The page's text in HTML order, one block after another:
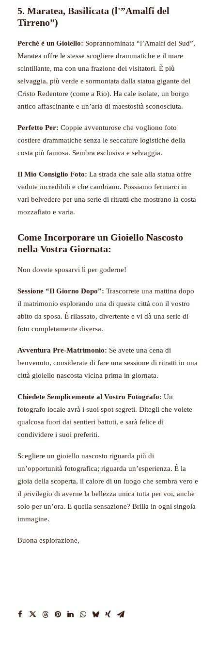
5. Maratea, Basilicata (l'”Amalfi del
Tirreno”)
Perché è un Gioiello: Soprannominata “l’Amalfi del Sud”,
Maratea offre le stesse scogliere drammatiche e il mare
scintillante, ma con una frazione dei visitatori. È più
selvaggia, più verde e sormontata dalla statua gigante del
Cristo Redentore (come a Rio). Ha cale isolate, un borgo
antico affascinante e un’aria di maestosità sconosciuta.
Perfetto Per: Coppie avventurose che vogliono foto
costiere drammatiche senza le seccature logistiche della
costa più famosa. Sembra esclusiva e selvaggia.
Il Mio Consiglio Foto: La strada che sale alla statua offre
vedute incredibili e che cambiano. Possiamo fermarci in
vari belvedere per una serie di ritratti che mostrano la costa
mozzafiato e varia.
Come Incorporare un Gioiello Nascosto
nella Vostra Giornata:
Non dovete sposarvi lì per goderne!
Sessione “Il Giorno Dopo”: Trascorrete una mattina dopo
il matrimonio esplorando una di queste città con il vostro
abito da sposa. È rilassato, divertente e vi dà una serie di
foto completamente diversa.
Avventura Pre-Matrimonio: Se avete una cena di
benvenuto, considerate di fare una sessione di ritratti in una
città gioiello nascosta vicina prima in giornata.
Chiedete Semplicemente al Vostro Fotografo: Un
fotografo locale avrà i suoi spot segreti. Ditegli che volete
qualcosa fuori dai sentieri battuti, e sarà felice di
condividere i suoi preferiti.
Scegliere un gioiello nascosto riguarda più di
un’opportunità fotografica; riguarda un’esperienza. È la
gioia della scoperta, il calore di un luogo che sembra vero e
il privilegio di averne la bellezza unica tutta per voi, anche
solo per un’ora. E quella sensazione? Brilla in ogni singola
immagine.
Buona esplorazione,